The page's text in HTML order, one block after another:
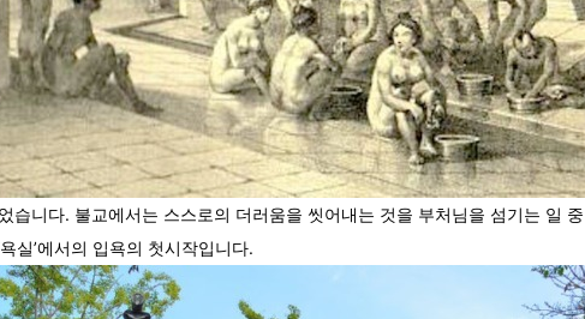
습니다. 불교에서는 스스로의 더러움을 씻어내는 것을 부처님을 섬기는 일
실’에서의 입욕의 첫시작입니다.